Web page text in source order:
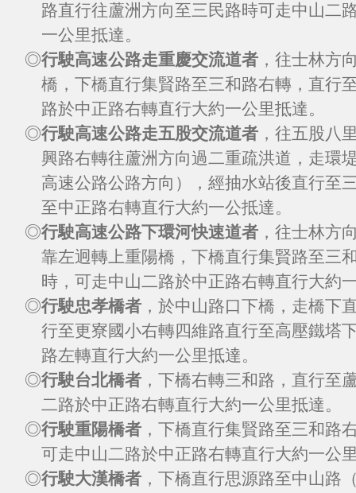
路直行往蘆洲方向至三民路時可走中山二
一公里抵達。
◎行駛高速公路走重慶交流道者，往士林方
橋，下橋直行集賢路至三和路右轉，直行
路於中正路右轉直行大約一公里抵達。
◎行駛高速公路走五股交流道者，往五股八
興路右轉往蘆洲方向過二重疏洪道，走環
高速公路公路方向），經抽水站後直行至
至中正路右轉直行大約一公抵達。
◎行駛高速公路下環河快速道者，往士林方
靠左迥轉上重陽橋，下橋直行集賢路至三
時，可走中山二路於中正路右轉直行大約
◎行駛忠孝橋者，於中山路口下橋，走橋下
行至更寮國小右轉四維路直行至高壓鐵塔
路左轉直行大約一公里抵達。
◎行駛台北橋者，下橋右轉三和路，直行至
二路於中正路右轉直行大約一公里抵達。
◎行駛重陽橋者，下橋直行集賢路至三和路
可走中山二路於中正路右轉直行大約一公
◎行駛大漢橋者，下橋直行思源路至中山路